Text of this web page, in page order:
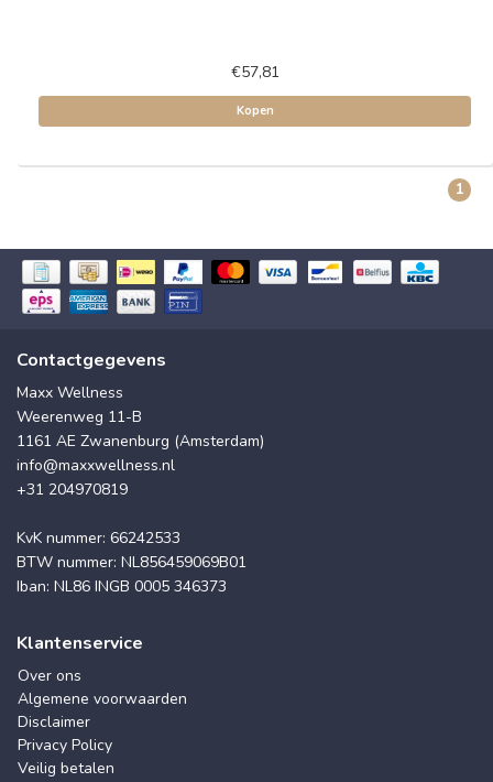
€57,81
Kopen
1
Contactgegevens
Maxx Wellness
Weerenweg 11-B
1161 AE Zwanenburg (Amsterdam)
info@maxxwellness.nl
+31 204970819
KvK nummer: 66242533
BTW nummer: NL856459069B01
Iban: NL86 INGB 0005 346373
Klantenservice
Over ons
Algemene voorwaarden
Disclaimer
Privacy Policy
Veilig betalen